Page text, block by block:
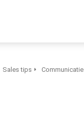
Sales tips Communicatie